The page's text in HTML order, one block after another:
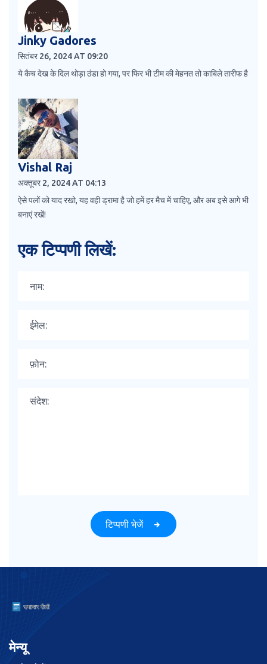
Jinky Gadores
सितंबर 26, 2024 AT 09:20
ये कैच देख के दिल थोड़ा ठंडा हो गया, पर फिर भी टीम की मेहनत तो काबिले तारीफ है
Vishal Raj
अक्तूबर 2, 2024 AT 04:13
ऐसे पलों को याद रखो, यह वही ड्रामा है जो हमें हर मैच में चाहिए, और अब इसे आगे भी
बनाएं रखें!
एक टिप्पणी लिखें:
टिप्पणी भेजें
मेन्यू